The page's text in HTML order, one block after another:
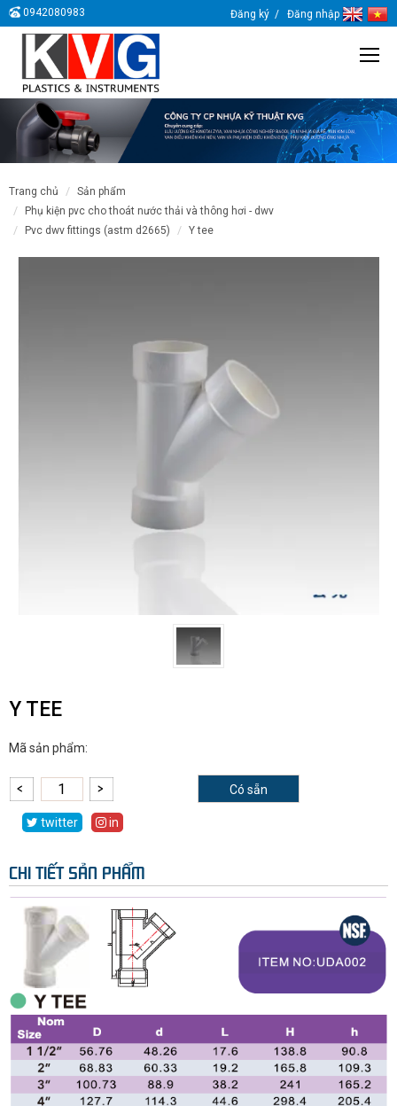
0942080983 Đăng ký Đăng nhập
trang chủ
sản phẩm
phụ kiện pvc cho thoát nước thải và thông hơi - dwv
pvc dwv fittings (astm d2665)
y tee
Y TEE
Mã sản phẩm:
Có sẵn
twitter in
CHI TIẾT SẢN PHẨM